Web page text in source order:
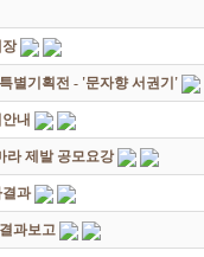
장
별기획전 - '문자향 서권기'
내
라 제발 공모요강
과
과보고